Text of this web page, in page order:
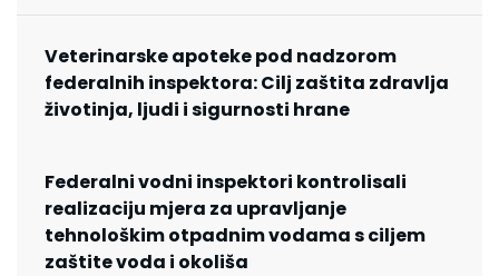
Veterinarske apoteke pod nadzorom
federalnih inspektora: Cilj zaštita zdravlja
životinja, ljudi i sigurnosti hrane
Federalni vodni inspektori kontrolisali
realizaciju mjera za upravljanje
tehnološkim otpadnim vodama s ciljem
zaštite voda i okoliša